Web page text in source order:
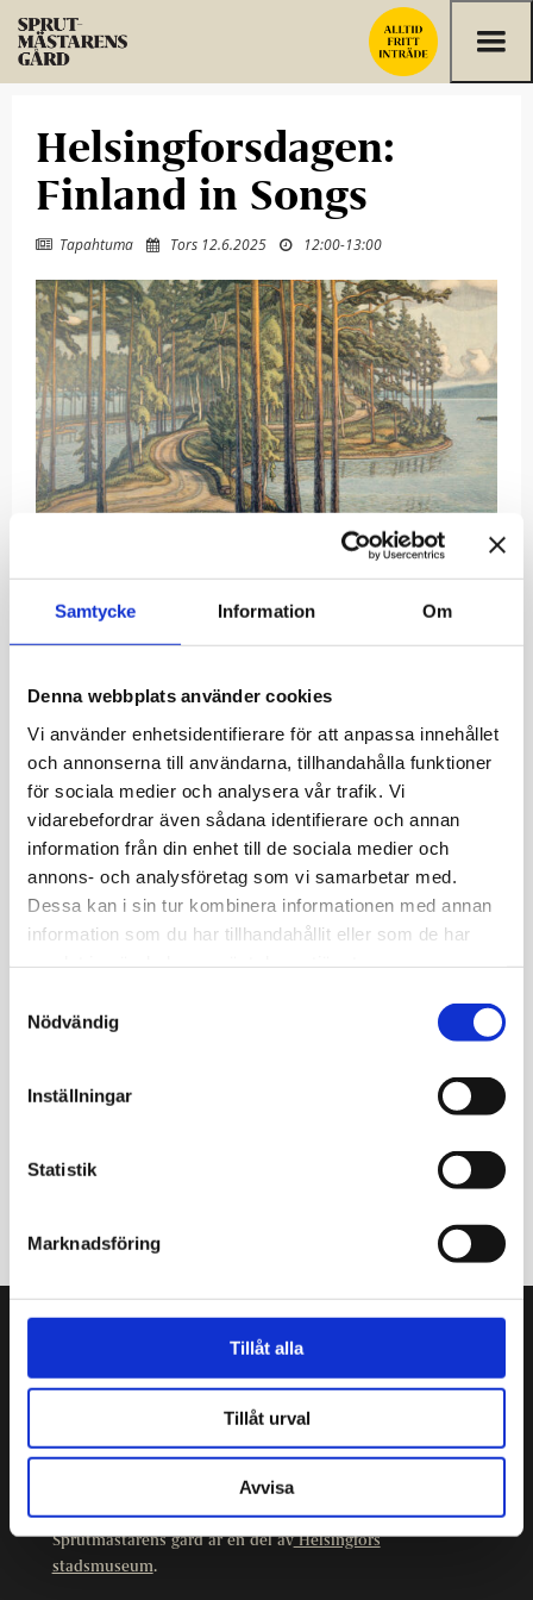
Samtycke Information Om
Denna webbplats använder cookies
Vi använder enhetsidentifierare för att anpassa innehållet
och annonserna till användarna, tillhandahålla funktioner
för sociala medier och analysera vår trafik. Vi
vidarebefordrar även sådana identifierare och annan
information från din enhet till de sociala medier och
annons- och analysföretag som vi samarbetar med.
Dessa kan i sin tur kombinera informationen med annan
information som du har tillhandahållit eller som de har
Nödvändig
Inställningar
Statistik
Marknadsföring
Tillåt alla
Tillåt urval
Avvisa
Helsingforsdagen:
Finland in Songs
 Tapahtuma  Tors 12.6.2025  12:00-13:00
Många dimensioner från Finlands historia, kultur
presenteras på engelska. Kollektivet
sångareTia Svanbergoch kantelespelareMarja
Nevankallioberättar historier och framför populära
finska sånger från 1800–1900-talen.
Den underhållande utomhuskonserten hålls på den
gård i hjärtat av det gamla Helsingfors. Fritt
inträde!
 Publicerad:9.6.2025
Kristiansgatan 12
09 3107 1549
Sprutmästarens gård är en del avHelsingfors
stadsmuseum.